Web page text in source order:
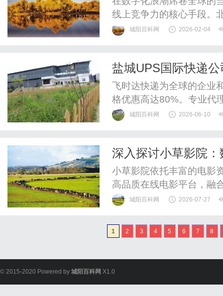
线上竞争力的核心手段。
及创新技术应用，在SEO
析与动态适配机制搜索引
城阳百科网 2026-02-04
盐城UPS国际快递
货运全球
飞时达快递为全球的企业
格优惠高达80%。专业代
递、UPS国际快递、
DHL国际快递公司小...
城阳百科网 2026-06-10
深入探讨小草影院
小草影院依托丰富的电影
高品质在线电影平台，融
趋势。城阳百科网 2026-07-27
1 2 3 4 5 6 7 8
© 2015-2020 Powered by 城阳百科网 X1.0